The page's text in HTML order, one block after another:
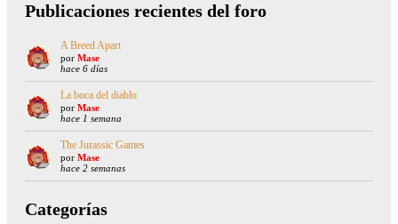
Publicaciones recientes del foro
A Breed Apart
por Mase
hace 6 días
La boca del diablo
por Mase
hace 1 semana
The Jurassic Games
por Mase
hace 2 semanas
Categorías